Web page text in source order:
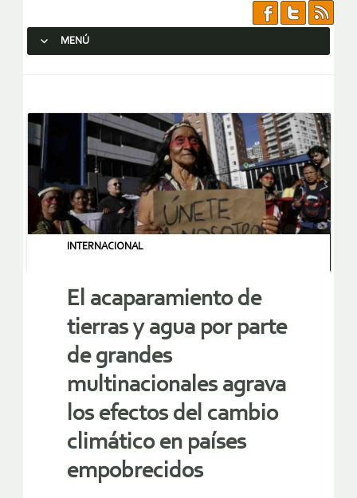
MENÚ
INTERNACIONAL
El acaparamiento de
tierras y agua por parte
de grandes
multinacionales agrava
los efectos del cambio
climático en países
empobrecidos